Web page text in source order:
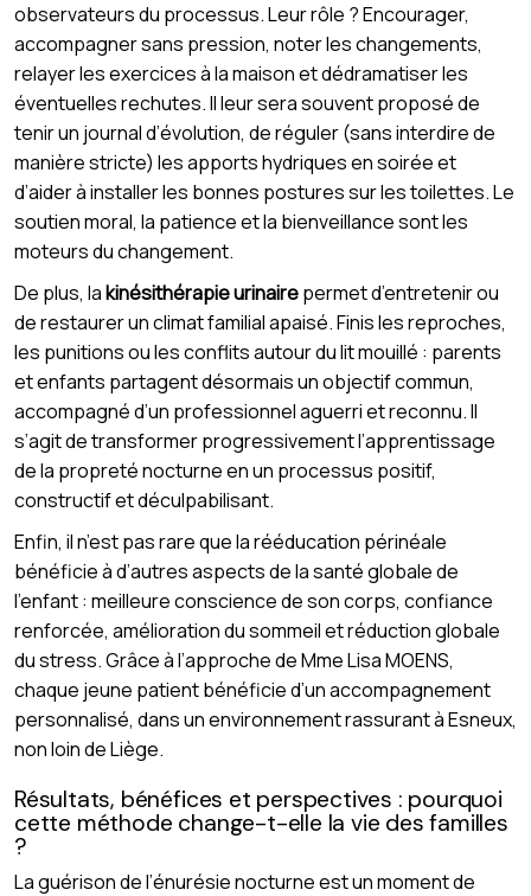
observateurs du processus. Leur rôle ? Encourager,
accompagner sans pression, noter les changements,
relayer les exercices à la maison et dédramatiser les
éventuelles rechutes. Il leur sera souvent proposé de
tenir un journal d’évolution, de réguler (sans interdire de
manière stricte) les apports hydriques en soirée et
d’aider à installer les bonnes postures sur les toilettes. Le
soutien moral, la patience et la bienveillance sont les
moteurs du changement.
De plus, lakinésithérapie urinairepermet d’entretenir ou
de restaurer un climat familial apaisé. Finis les reproches,
les punitions ou les conflits autour du lit mouillé : parents
et enfants partagent désormais un objectif commun,
accompagné d’un professionnel aguerri et reconnu. Il
s’agit de transformer progressivement l’apprentissage
de la propreté nocturne en un processus positif,
constructif et déculpabilisant.
Enfin, il n’est pas rare que la rééducation périnéale
bénéficie à d’autres aspects de la santé globale de
l’enfant : meilleure conscience de son corps, confiance
renforcée, amélioration du sommeil et réduction globale
du stress. Grâce à l’approche de Mme Lisa MOENS,
chaque jeune patient bénéficie d’un accompagnement
personnalisé, dans un environnement rassurant à Esneux,
non loin de Liège.
Résultats, bénéfices et perspectives : pourquoi
cette méthode change-t-elle la vie des familles
?
La guérison de l’énurésie nocturne est un moment de